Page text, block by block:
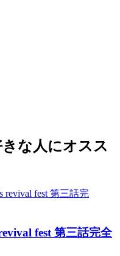
な人にオスス
fest 第三話完全